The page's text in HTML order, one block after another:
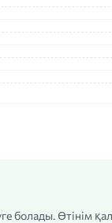
болады. Өтінім